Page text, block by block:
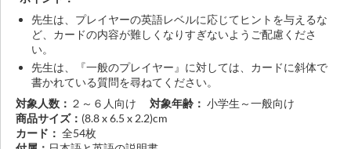
先生は、プレイヤーの英語レベルに応じてヒントを与えるな
ど、カードの内容が難しくなりすぎないようご配慮くださ
い。
先生は、『一般のプレイヤー』に対しては、カードに斜体で
書かれている質問を尋ねてください。
対象人数： ２～６人向け 対象年齢： 小学生～一般向け
商品サイズ： (8.8 x 6.5 x 2.2)cm
カード： 全54枚